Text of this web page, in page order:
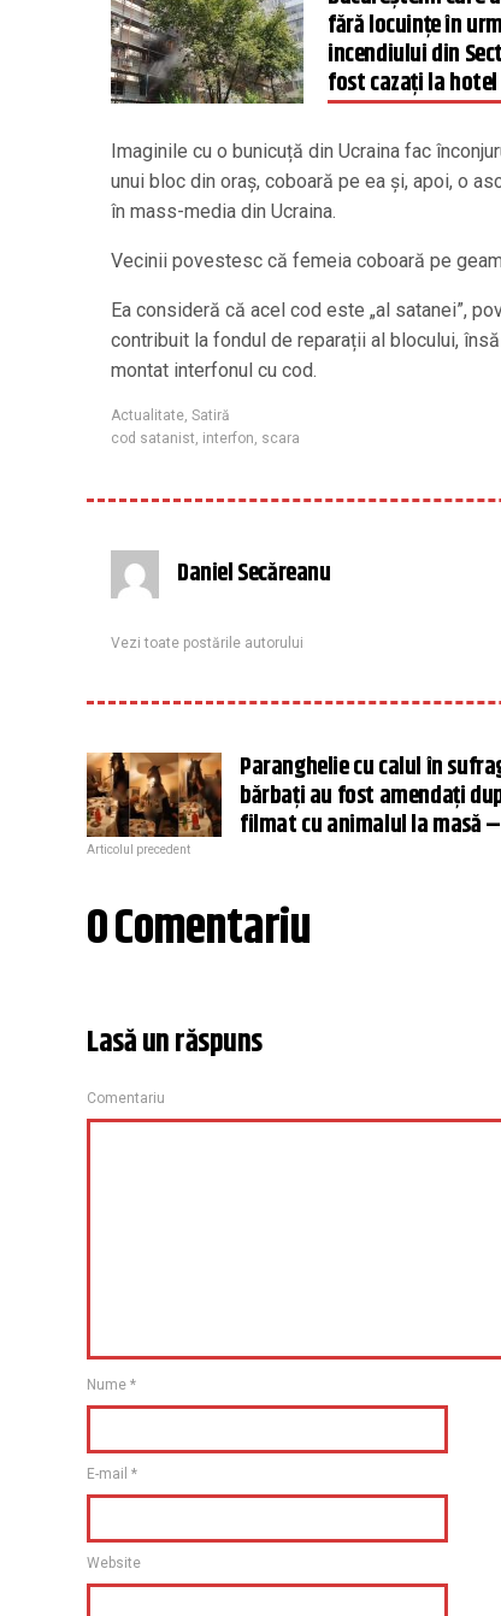
fără locuinţe în
incendiului din
fost cazaţi la hotel
Imaginile cu o bunicuță din Ucraina fac
unui bloc din oraș, coboară pe ea și, apoi, o
în mass-media din Ucraina.
Vecinii povestesc că femeia coboară pe
Ea consideră că acel cod este „al satanei”,
contribuit la fondul de reparații al blocului,
montat interfonul cu cod.
Actualitate, Satiră
cod satanist, interfon, scara
Daniel Secăreanu
Vezi toate postările autorului
Paranghelie cu calul în
bărbați au fost amendați
filmat cu animalul la masă –
Articolul precedent
0 Comentariu
Lasă un răspuns
Comentariu
Nume *
E-mail *
Website